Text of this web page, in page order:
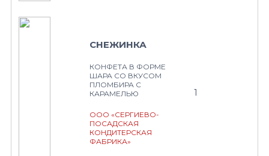
СНЕЖИНКА
КОНФЕТА В ФОРМЕ
ШАРА СО ВКУСОМ
ПЛОМБИРА С
КАРАМЕЛЬЮ
ООО «СЕРГИЕВО-
ПОСАДСКАЯ
КОНДИТЕРСКАЯ
ФАБРИКА»
1